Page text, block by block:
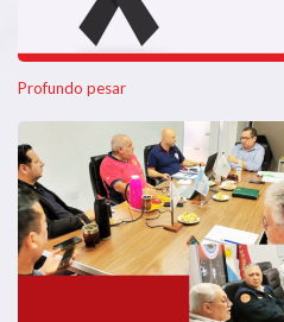
Profundo pesar